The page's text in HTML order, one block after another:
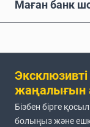
Маған банк
жаңалығын
Бізбен бірге
болыңыз және